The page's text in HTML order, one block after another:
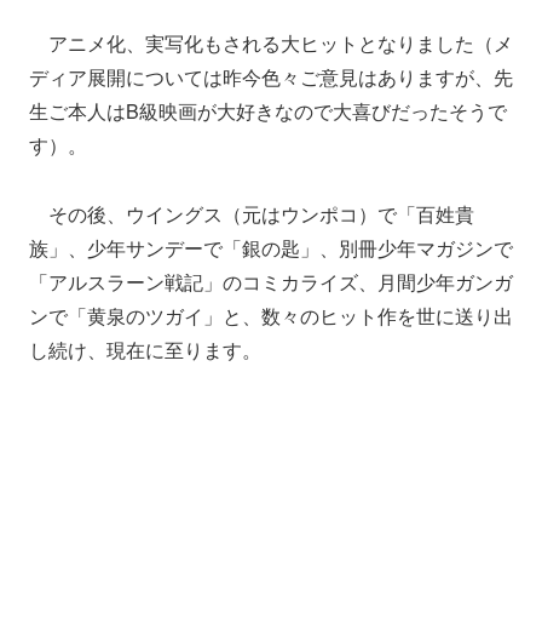
アニメ化、実写化もされる大ヒットとなりました（メ
ディア展開については昨今色々ご意見はありますが、先
生ご本人はB級映画が大好きなので大喜びだったそうで
す）。
その後、ウイングス（元はウンポコ）で「百姓貴
族」、少年サンデーで「銀の匙」、別冊少年マガジンで
「アルスラーン戦記」のコミカライズ、月間少年ガンガ
ンで「黄泉のツガイ」と、数々のヒット作を世に送り出
し続け、現在に至ります。